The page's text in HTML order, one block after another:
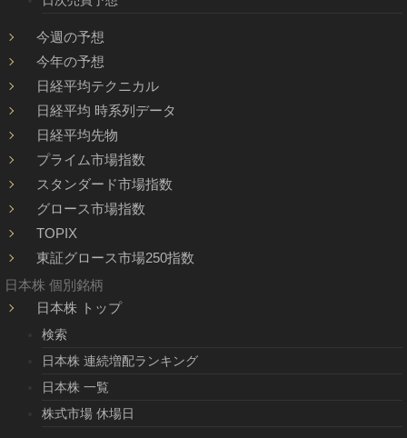
今週の予想
今年の予想
日経平均テクニカル
日経平均 時系列データ
日経平均先物
プライム市場指数
スタンダード市場指数
グロース市場指数
TOPIX
東証グロース市場250指数
日本株 個別銘柄
日本株 トップ
検索
日本株 連続増配ランキング
日本株 一覧
株式市場 休場日